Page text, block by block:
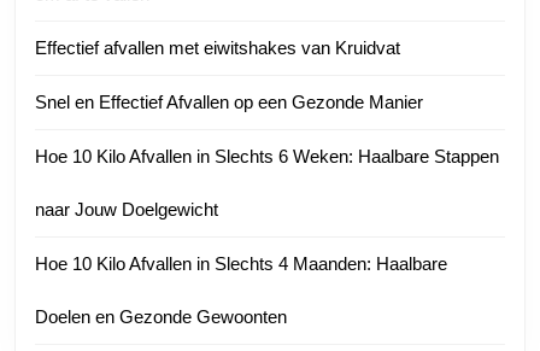
Effectief afvallen met eiwitshakes van Kruidvat
Snel en Effectief Afvallen op een Gezonde Manier
Hoe 10 Kilo Afvallen in Slechts 6 Weken: Haalbare Stappen
naar Jouw Doelgewicht
Hoe 10 Kilo Afvallen in Slechts 4 Maanden: Haalbare
Doelen en Gezonde Gewoonten